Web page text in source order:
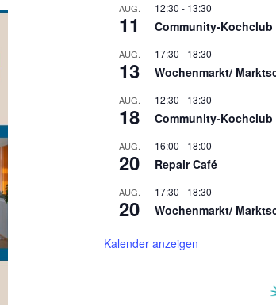
AUG.
11
12:30 - 13:30
Community-Kochclub
AUG.
13
17:30 - 18:30
Wochenmarkt/
AUG.
18
12:30 - 13:30
Community-Kochclub
AUG.
20
16:00 - 18:00
Repair Café
AUG.
20
17:30 - 18:30
Wochenmarkt/
Kalender anzeigen